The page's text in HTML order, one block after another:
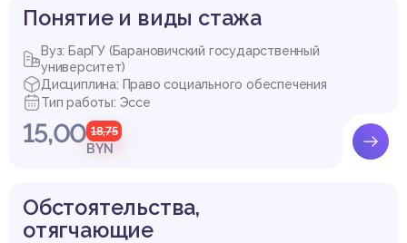
ует человечество вот уже не один век. Мы считаем, что эк
ологические права человека необходимо выделить в отде
льную категорию. Например, М.М. Бринчук понимает под ни
ми «признанные и закрепленные в законодательстве права
индивида, обеспечивающие удовлетворение разнообразн
ых потребностей человека при взаимодействии с природо
й».
2. В соответствии со ст. 46 Конституции Республики Белар
усь: «Каждый имеет право на благоприятную окружающую
среду и на возмещение вреда, причиненного нарушением э
равовой основой экологических прав граждан страны.
3. Граждане Республики Беларусь наделены не только пра
вами в области охраны окружающей среды, но и определе
Понятие и виды стажа
Вуз: БарГУ (Барановичский государственный
университет)
Дисциплина: Право социального обеспечения
Тип работы: Эссе
15,00 18,75
BYN
Обстоятельства,
отягчающие